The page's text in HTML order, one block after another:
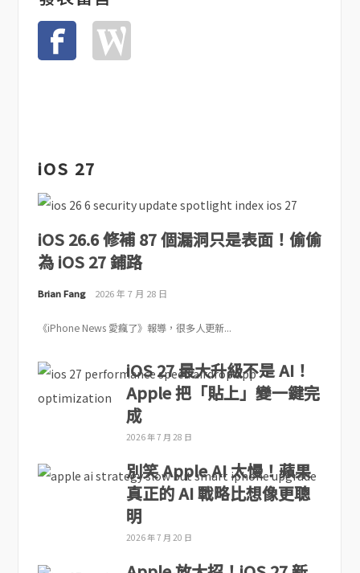
iOS 27
iOS 26.6 修補 87 個漏洞只是表面！偷偷
為 iOS 27 鋪路
Brian Fang 2026 年 7 月 28 日
《iPhone News 愛瘋了》報導，很多人更新...
iOS 27 最大升級不是 AI！
Apple 把「貼上」變一鍵完
成
2026 年 7 月 28 日
別笑 Apple AI 太慢！蘋果
真正的 AI 戰略比想像更聰
明
2026 年 7 月 20 日